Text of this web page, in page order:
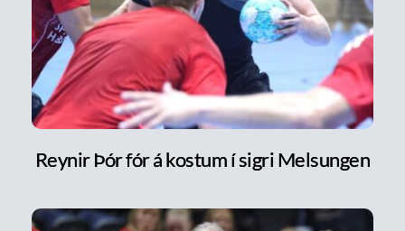
Reynir Þór fór á kostum í sigri Melsungen